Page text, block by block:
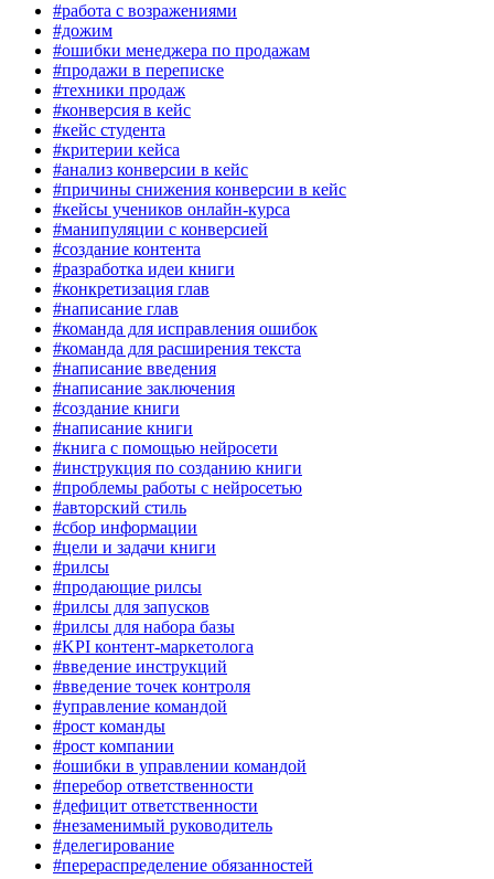
#работа с возражениями
#дожим
#ошибки менеджера по продажам
#продажи в переписке
#техники продаж
#конверсия в кейс
#кейс студента
#критерии кейса
#анализ конверсии в кейс
#причины снижения конверсии в кейс
#кейсы учеников онлайн-курса
#манипуляции с конверсией
#создание контента
#разработка идеи книги
#конкретизация глав
#написание глав
#команда для исправления ошибок
#команда для расширения текста
#написание введения
#написание заключения
#создание книги
#написание книги
#книга с помощью нейросети
#инструкция по созданию книги
#проблемы работы с нейросетью
#авторский стиль
#сбор информации
#цели и задачи книги
#рилсы
#продающие рилсы
#рилсы для запусков
#рилсы для набора базы
#KPI контент-маркетолога
#введение инструкций
#введение точек контроля
#управление командой
#рост команды
#рост компании
#ошибки в управлении командой
#перебор ответственности
#дефицит ответственности
#незаменимый руководитель
#делегирование
#перераспределение обязанностей